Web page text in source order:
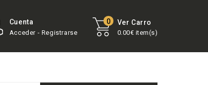
Ver Carro
0.00€ item(s)
0
Cuenta
Acceder - Registrarse